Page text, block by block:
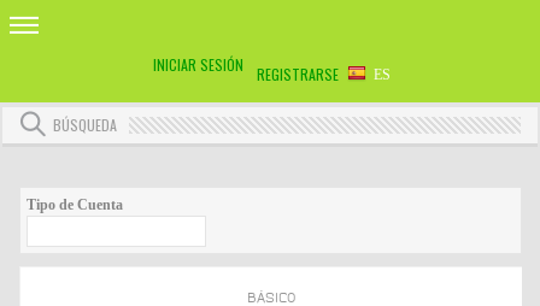
INICIAR SESIÓN REGISTRARSE ES
BÚSQUEDA
Tipo de Cuenta
BÁSICO